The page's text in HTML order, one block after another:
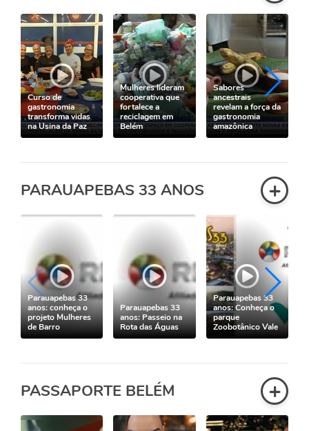
Curso de
gastronomia
transforma vidas
na Usina da Paz
Mulheres lideram
cooperativa que
fortalece a
reciclagem em
Belém
Sabores
ancestrais
revelam a força da
gastronomia
amazônica
PARAUAPEBAS 33 ANOS +
Parauapebas 33
anos: conheça o
projeto Mulheres
de Barro
Parauapebas 33
anos: Passeio na
Rota das Águas
Parauapebas 33
anos: Conheça o
parque
Zoobotânico Vale
PASSAPORTE BELÉM +